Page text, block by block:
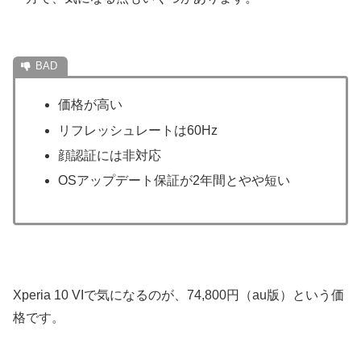
価格が高い
リフレッシュレートは60Hz
顔認証には非対応
OSアップデート保証が2年間とやや短い
Xperia 10 VIで気になるのが、74,800円（au版）という価
格です。